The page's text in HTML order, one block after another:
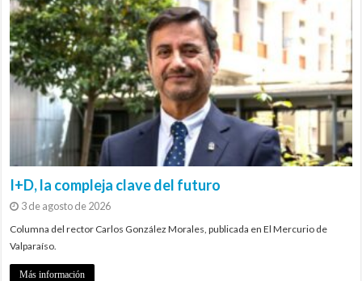
I+D, la compleja clave del futuro
3 de agosto de 2026
Columna del rector Carlos González Morales, publicada en El Mercurio de
Valparaíso.
Más información